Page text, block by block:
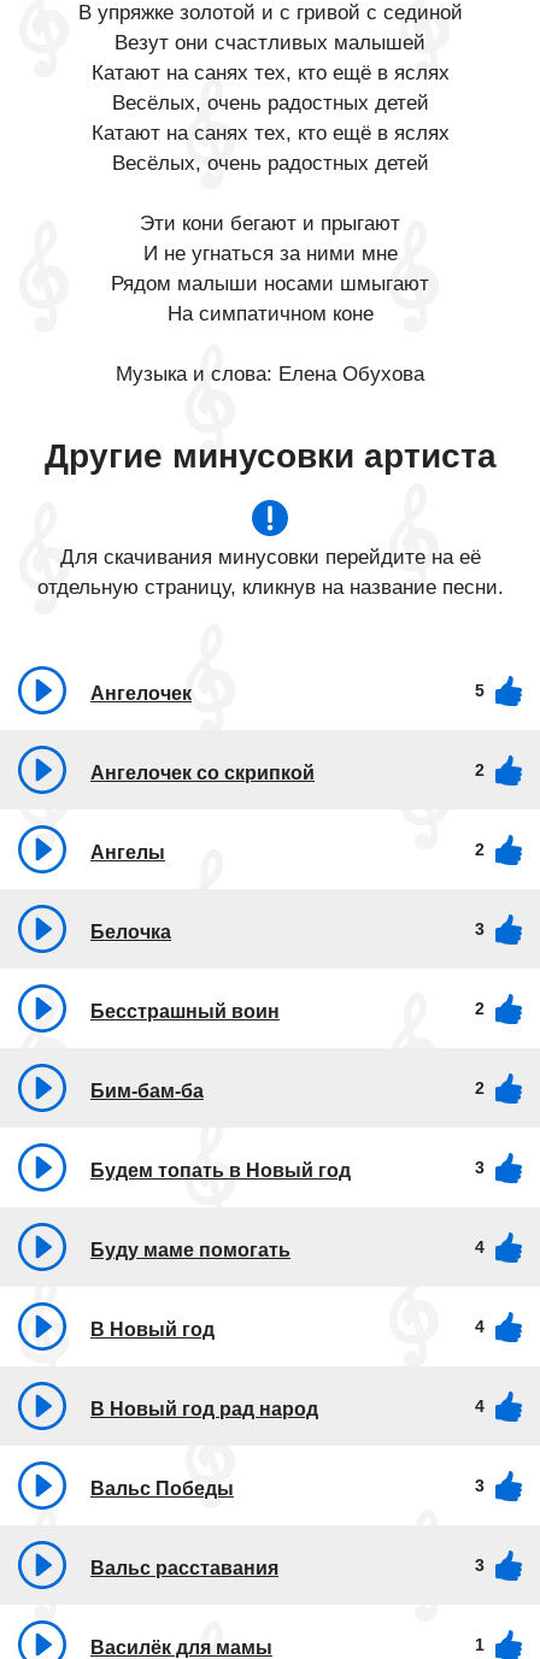
В упряжке золотой и с гривой с сединой
Везут они счастливых малышей
Катают на санях тех, кто ещё в яслях
Весёлых, очень радостных детей
Катают на санях тех, кто ещё в яслях
Весёлых, очень радостных детей
Эти кони бегают и прыгают
И не угнаться за ними мне
Рядом малыши носами шмыгают
На симпатичном коне
Музыка и слова: Елена Обухова
Другие минусовки артиста
Для скачивания минусовки перейдите на её
отдельную страницу, кликнув на название песни.
Ангелочек 5
Ангелочек со скрипкой 2
Ангелы 2
Белочка 3
Бесстрашный воин 2
Бим-бам-ба 2
Будем топать в Новый год 3
Буду маме помогать 4
В Новый год 4
В Новый год рад народ 4
Вальс Победы 3
Вальс расставания 3
Василёк для мамы 1